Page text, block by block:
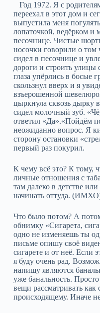
Год 1972. Я с
переехал в этот дом и
выпустила меня
лопаточкой, ведёрком и
песочнице. Чистые
носочки говорили о том
сидел в песочнице и
дороги и строить
глаза упёрлись в босые
скользнул вверх и я
взъерошенной
цыркнула сквозь дырку
сидел молочный зуб.
ответил «Да».«Пойдём
неожиданно вопрос. Я
сторону остановки
первый раз покурил.
К чему всё это? К тому,
личные отношения с
там далеко в детстве
начинать оттуда.
Что было потом? А
обнимку «Сигарета,
одно не изменяешь ты
письме опишу своё
сигарете и от неё. Если
я буду очень рад.
напишу являются
уже банальность.
вещи рассматривать
происходящему. Иначе